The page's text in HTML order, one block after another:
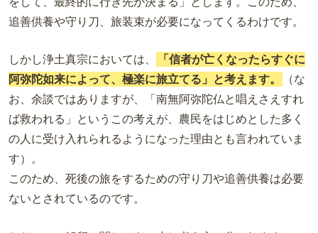
追善供養や守り刀、旅装束が必要になってくるわけです。
しかし浄土真宗においては、
「信者が亡くなったらすぐに
阿弥陀如来によって、極楽に旅立てる」と考えます。
（な
お、余談ではありますが、「南無阿弥陀仏と唱えさえすれ
ば救われる」というこの考えが、農民をはじめとした多く
の人に受け入れられるようになった理由とも言われていま
す）。
このため、死後の旅をするための守り刀や追善供養は必要
ないとされているのです。